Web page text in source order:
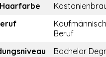
Beruf
Bachelor